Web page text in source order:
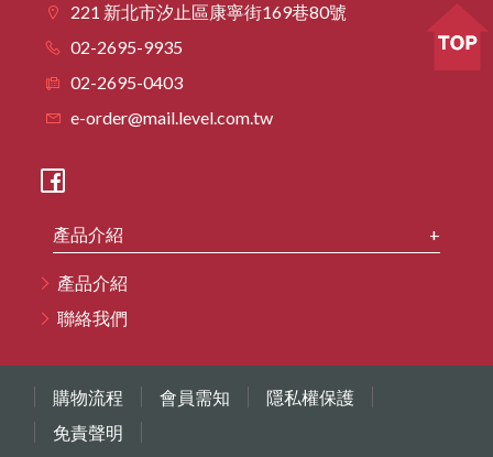
221 新北市汐止區康寧街169巷80號
02-2695-9935
02-2695-0403
e-order@mail.level.com.tw
產品介紹
產品介紹
聯絡我們
購物流程 會員需知
隱私權保護
免責聲明